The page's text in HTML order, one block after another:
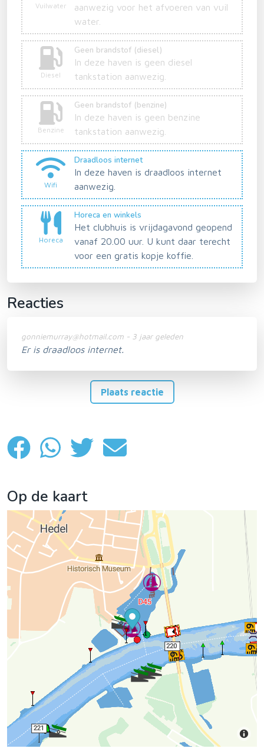
Vuilwater
aanwezig voor het afvoeren van vuil
water.
Diesel
Geen brandstof (diesel)
In deze haven is geen diesel
tankstation aanwezig.
Benzine
Geen brandstof (benzine)
In deze haven is geen benzine
tankstation aanwezig.
Wifi
Draadloos internet
In deze haven is draadloos internet
aanwezig.
Horeca
Horeca en winkels
Het clubhuis is vrijdagavond geopend
vanaf 20.00 uur. U kunt daar terecht
voor een gratis kopje koffie.
Reacties
gonniemurray@hotmail.com - 3 jaar geleden
Er is draadloos internet.
Plaats reactie
Op de kaart